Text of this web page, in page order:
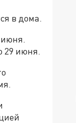
в дома.
июня.
29 июня.